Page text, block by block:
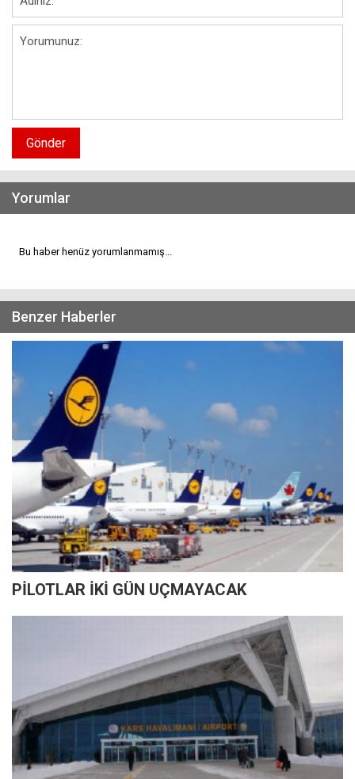
Gönder
Yorumlar
Bu haber henüz yorumlanmamış...
Benzer Haberler
PİLOTLAR İKİ GÜN UÇMAYACAK